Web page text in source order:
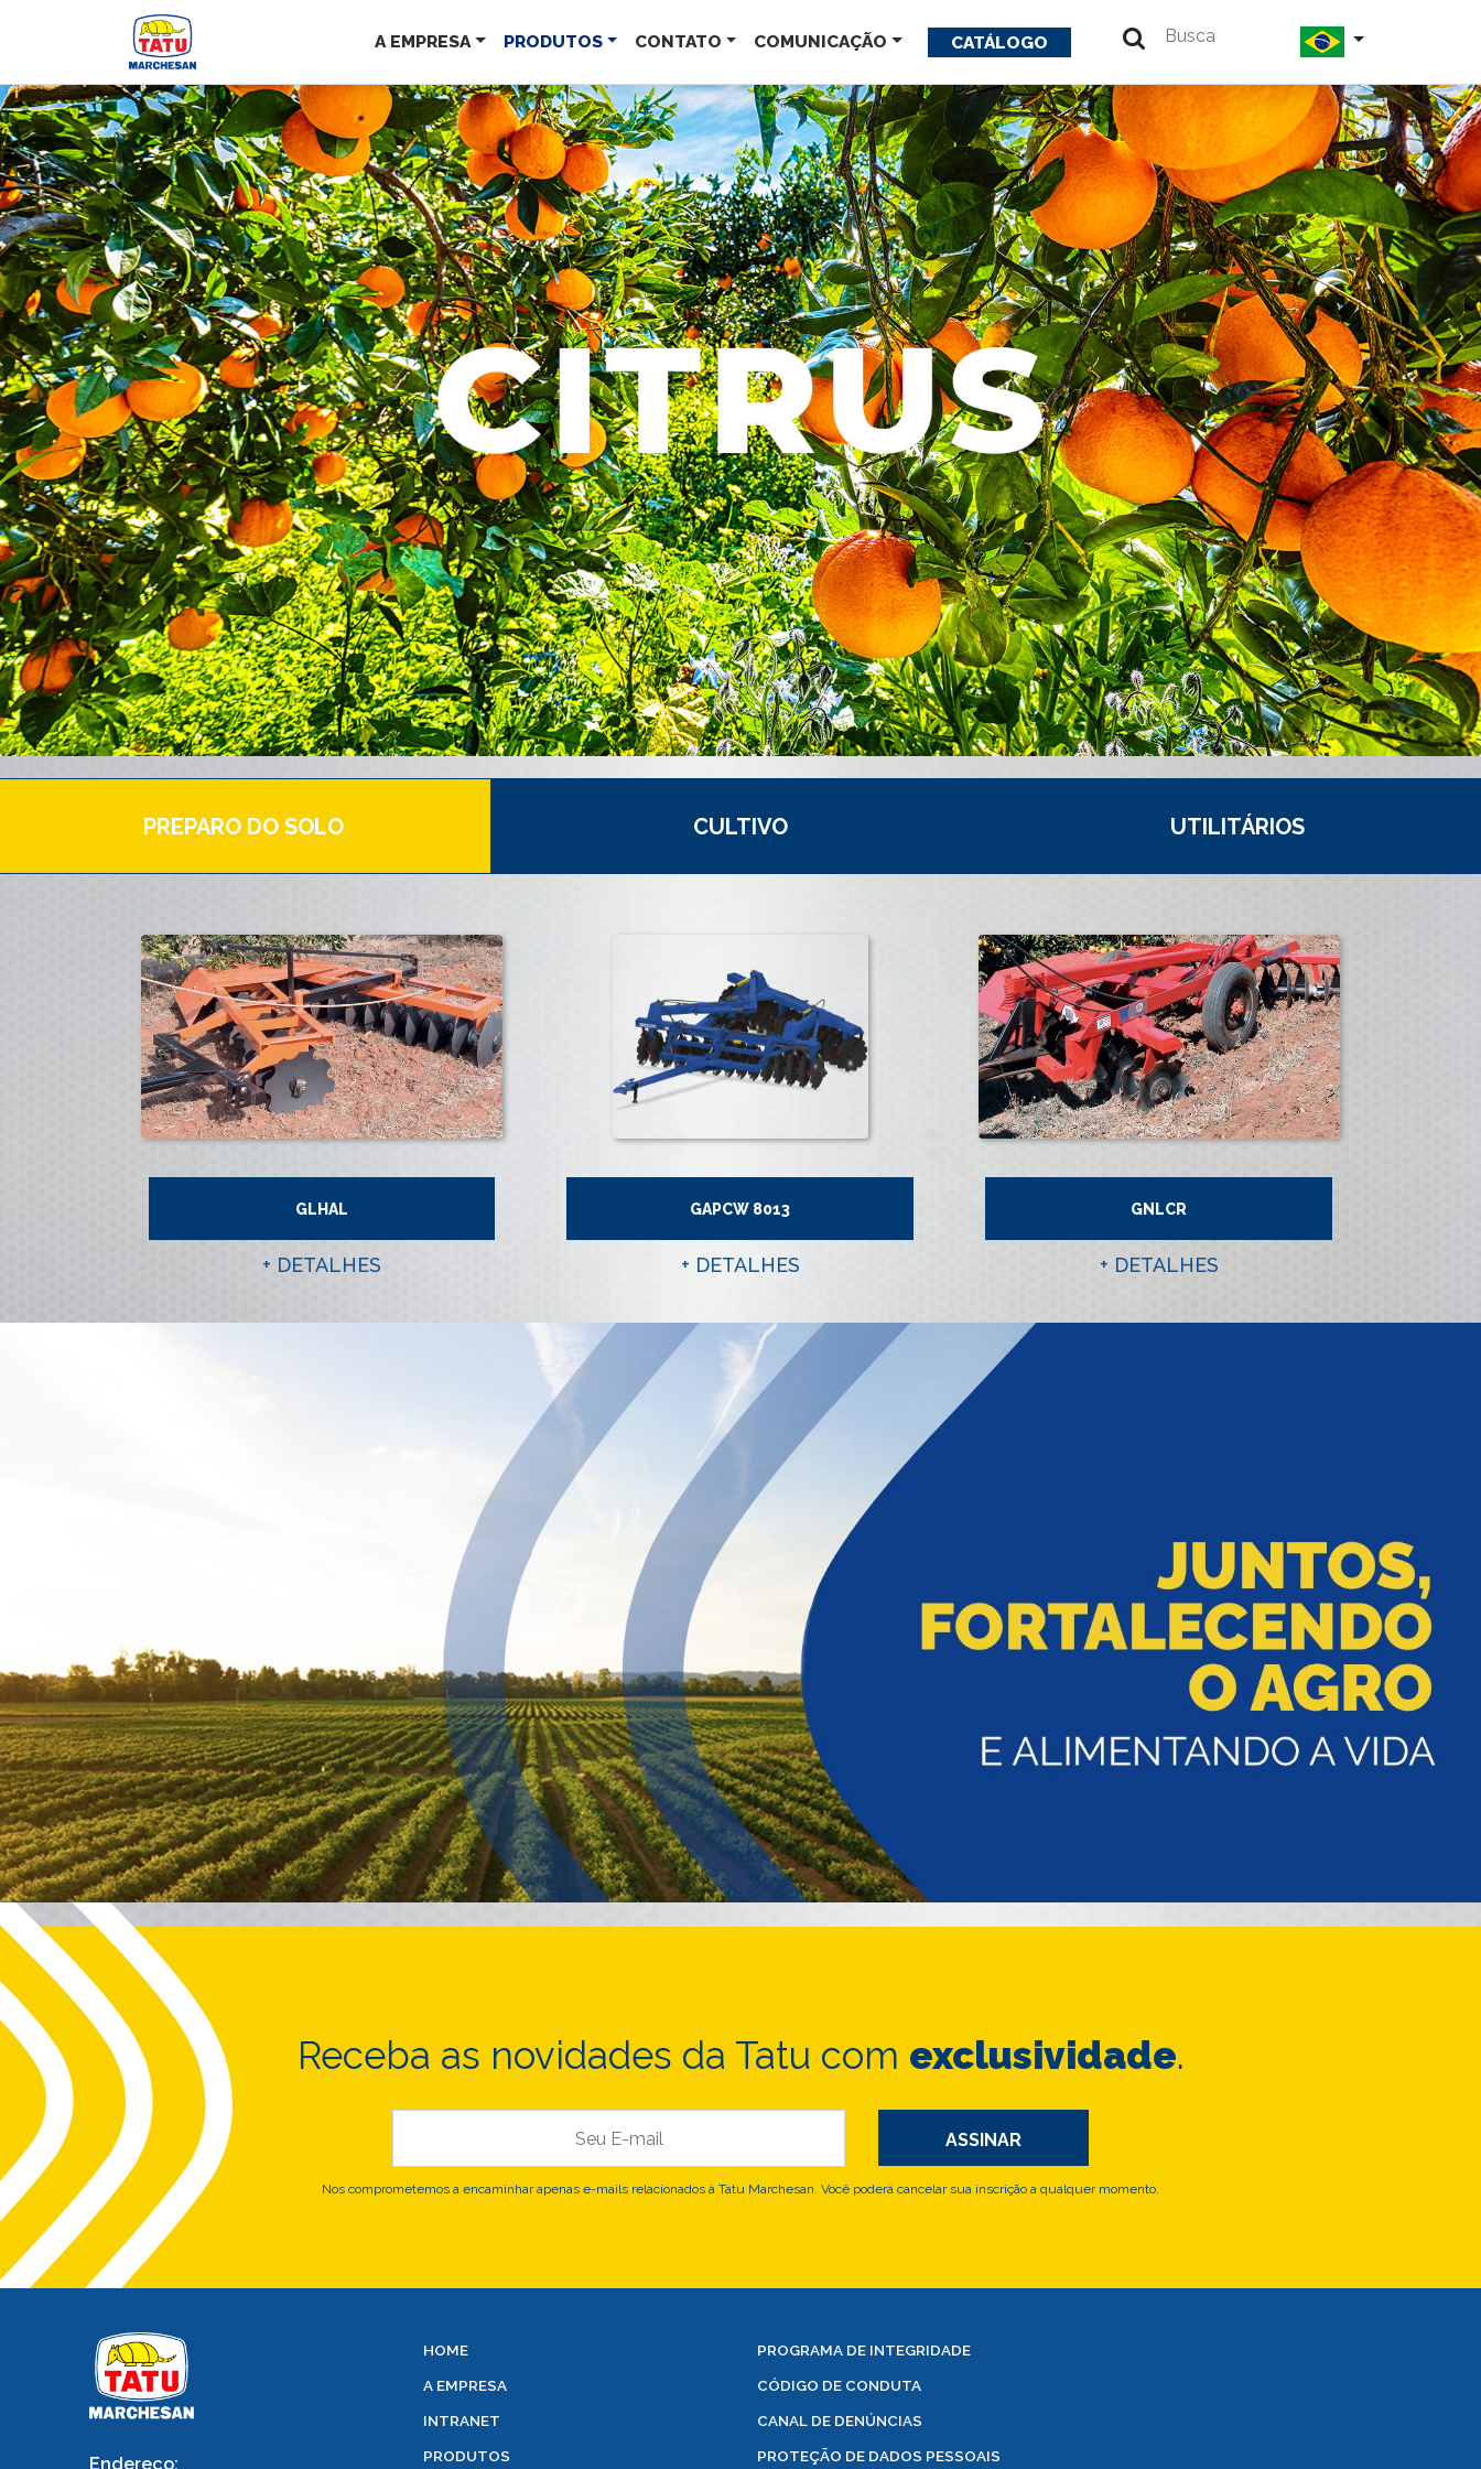
A EMPRESA PRODUTOS CONTATO COMUNICAÇÃO CATÁLOGO
PREPARO DO SOLO CULTIVO UTILITÁRIOS
GLHAL
+ DETALHES
GAPCW 8013
+ DETALHES
GNLCR
+ DETALHES
Receba as novidades da Tatu com exclusividade.
Nos comprometemos a encaminhar apenas e-mails relacionados à Tatu Marchesan. Você poderá cancelar sua inscrição a qualquer momento.
Endereço:
HOME
A EMPRESA
INTRANET
PRODUTOS
PROGRAMA DE INTEGRIDADE
CÓDIGO DE CONDUTA
CANAL DE DENÚNCIAS
PROTEÇÃO DE DADOS PESSOAIS